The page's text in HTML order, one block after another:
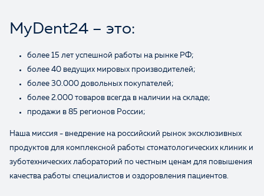
MyDent24 – это:
более 15 лет успешной работы на рынке РФ;
более 40 ведущих мировых производителей;
более 30.000 довольных покупателей;
более 2.000 товаров всегда в наличии на складе;
продажи в 85 регионов России;
Наша миссия - внедрение на российский рынок эксклюзивных
продуктов для комплексной работы стоматологических клиник и
зуботехнических лабораторий по честным ценам для повышения
качества работы специалистов и оздоровления пациентов.